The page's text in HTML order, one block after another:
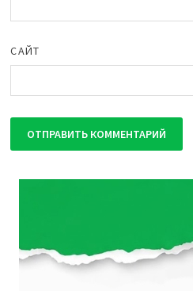
САЙТ